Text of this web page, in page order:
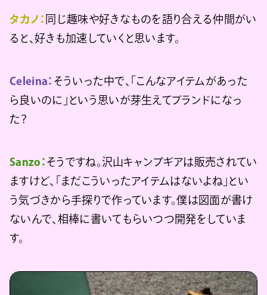
タカノ： 同じ趣味や好きなものを語り合える仲間がい
ると、好きも加速していくと思います。
Celeina： そういった中で、「こんなアイテムがあった
ら良いのに」という思いが芽生えてブランドになっ
た？
Sanzo： そうですね。沢山キャンプギアは販売されてい
ますけど、「まだこういったアイテムはないよね」とい
う気づきから手探りで作っています。僕は図面が書け
ないんで、相棒に書いてもらいつつ開発をしていま
す。